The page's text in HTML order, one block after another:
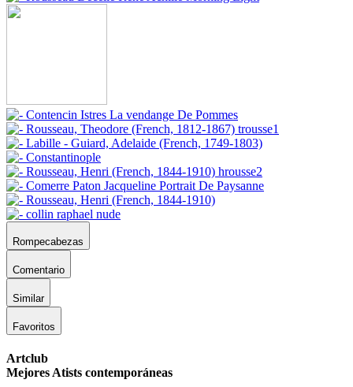
Rompecabezas
Comentario
Similar
Favoritos
Artclub
Mejores Atists contemporáneas